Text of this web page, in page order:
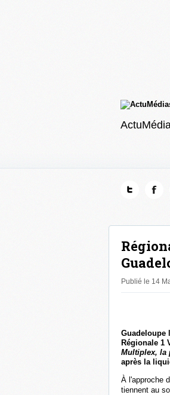
Publié le 14
Guadeloupe
Régionale 1
Multiplex, la
après la
À l'approche
tiennent au